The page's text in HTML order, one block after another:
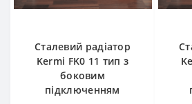
Сталевий радіатор
Kermi FK0 11 тип з
боковим
підключенням